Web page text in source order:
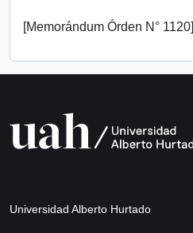
[Memorándum Órden N° 1120]
Universidad Alberto Hurtado